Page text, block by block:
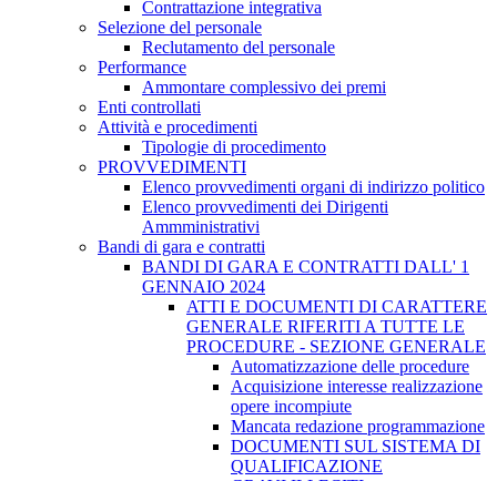
Contrattazione integrativa
Selezione del personale
Reclutamento del personale
Performance
Ammontare complessivo dei premi
Enti controllati
Attività e procedimenti
Tipologie di procedimento
PROVVEDIMENTI
Elenco provvedimenti organi di indirizzo politico
Elenco provvedimenti dei Dirigenti
Ammministrativi
Bandi di gara e contratti
BANDI DI GARA E CONTRATTI DALL' 1
GENNAIO 2024
ATTI E DOCUMENTI DI CARATTERE
GENERALE RIFERITI A TUTTE LE
PROCEDURE - SEZIONE GENERALE
Automatizzazione delle procedure
Acquisizione interesse realizzazione
opere incompiute
Mancata redazione programmazione
DOCUMENTI SUL SISTEMA DI
QUALIFICAZIONE